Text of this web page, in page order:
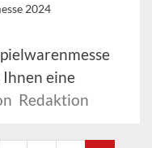
2024
eine
Redaktion